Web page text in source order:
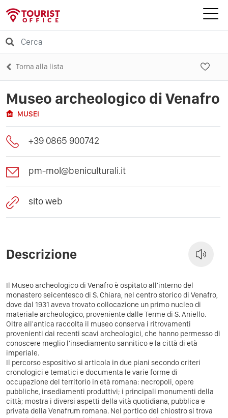
Torna alla lista
Museo archeologico di Venafro
MUSEI
+39 0865 900742
pm-mol@beniculturali.it
sito web
Descrizione
Il Museo archeologico di Venafro è ospitato all'interno del
monastero seicentesco di S. Chiara, nel centro storico di Venafro,
dove dal 1931 aveva trovato collocazione un primo nucleo di
materiale archeologico, proveniente dalle Terme di S. Aniello.
Oltre all'antica raccolta il museo conserva i ritrovamenti
provenienti dai recenti scavi archeologici, che hanno permesso di
conoscere meglio l'insediamento sannitico e la città di età
imperiale.
Il percorso espositivo si articola in due piani secondo criteri
cronologici e tematici e documenta le varie forme di
occupazione del territorio in età romana: necropoli, opere
pubbliche, insediamenti produttivi; i principali monumenti della
città; mostra i diversi aspetti della vità quotidiana, pubblica e
privata della Venafrum romana. Nel portico del chiostro si trova